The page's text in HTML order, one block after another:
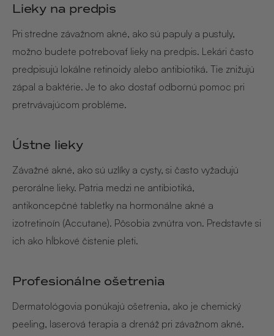
Lieky na predpis
Pri stredne závažnom akné, ako sú papuly a pustuly,
možno budete potrebovať lieky na predpis. Lekári často
predpisujú lokálne retinoidy alebo antibiotiká. Tie znižujú
zápal a baktérie. Je to ako dostať odbornú pomoc pri
pretrvávajúcom probléme.
Ústne lieky
Závažné akné, ako sú uzlíky a cysty, si často vyžadujú
perorálne lieky. Patria medzi ne antibiotiká,
antikoncepčné tabletky na hormonálne akné a
izotretinoín (Accutane). Pôsobia zvnútra von. Predstavte si
ich ako hĺbkové čistenie pleti.
Profesionálne ošetrenia
Dermatológovia ponúkajú ošetrenia, ako je chemický
peeling, laserová terapia a drenáž pri závažnom akné.